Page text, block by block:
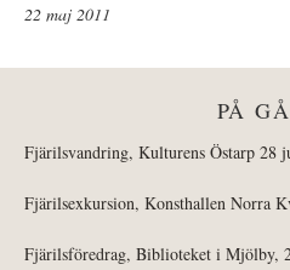
22 maj 2011
PÅ
Fjärilsvandring, Kulturens Östarp 28
Fjärilsexkursion, Konsthallen Norra
Fjärilsföredrag, Biblioteket i Mjölby,